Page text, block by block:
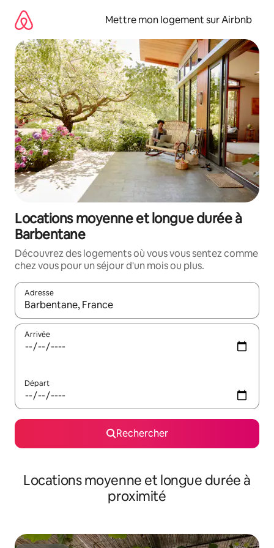
directement
contenu
Mettre mon logement sur Airbnb
Locations moyenne et longue durée à
Barbentane
Découvrez des logements où vous vous sentez comme
chez vous pour un séjour d'un mois ou plus.
Adresse
Lorsque les résultats s'affichent, utilisez les flèches vers le
Arrivée
Départ
Rechercher
Locations moyenne et longue durée à
proximité